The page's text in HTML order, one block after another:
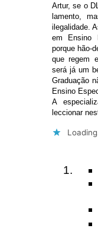
Artur, se o
lamento,
ilegalidade.
em Ensino
porque hão-
que regem
será já um
Graduação
Ensino
A
leccionar